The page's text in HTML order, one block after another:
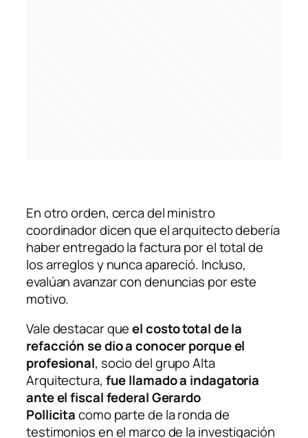
En otro orden, cerca del ministro
coordinador dicen que el arquitecto debería
haber entregado la factura por el total de
los arreglos y nunca apareció. Incluso,
evalúan avanzar con denuncias por este
motivo.
Vale destacar queel costo total de la
refacción se dio a conocer porque el
profesional, socio del grupo Alta
Arquitectura, fue llamado a indagatoria
ante el fiscal federal Gerardo
Pollicitacomo parte de la ronda de
testimonios en el marco de la investigación